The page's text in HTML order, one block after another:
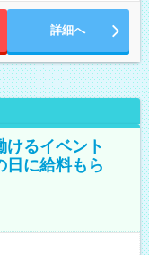
詳細へ
けるイベント
に給料もら